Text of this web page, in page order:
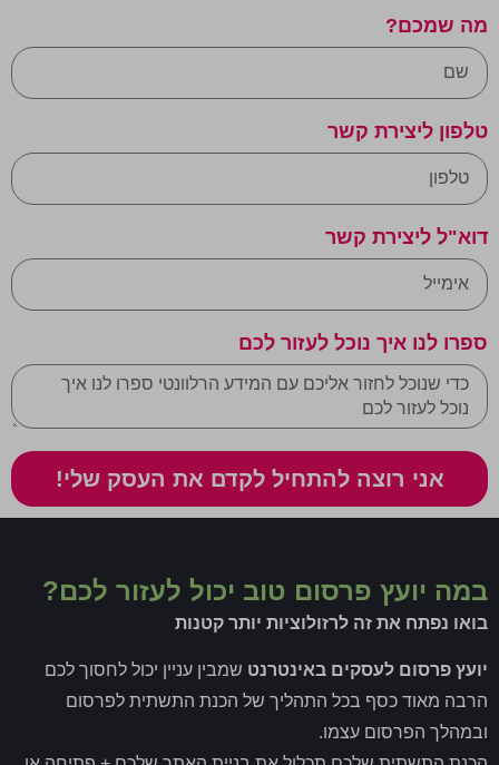
מה שמכם?
טלפון ליצירת קשר
דוא"ל ליצירת קשר
ספרו לנו איך נוכל לעזור לכם
אני רוצה להתחיל לקדם את העסק שלי!
במה יועץ פרסום טוב יכול לעזור לכם?
בואו נפתח את זה לרזולוציות יותר קטנות
יועץ פרסום לעסקים באינטרנט שמבין עניין יכול לחסוך לכם
הרבה מאוד כסף בכל התהליך של הכנת התשתית לפרסום
ובמהלך הפרסום עצמו.